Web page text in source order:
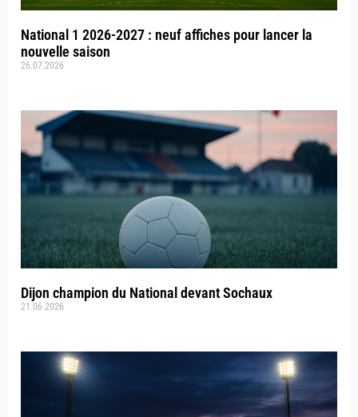
National 1 2026-2027 : neuf affiches pour lancer la
nouvelle saison
26.07.2026
Dijon champion du National devant Sochaux
21.06.2026